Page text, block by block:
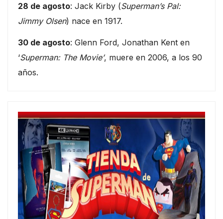
28 de agosto: Jack Kirby (Superman’s Pal:
Jimmy Olsen) nace en 1917.
30 de agosto: Glenn Ford, Jonathan Kent en
‘Superman: The Movie’, muere en 2006, a los 90
años.